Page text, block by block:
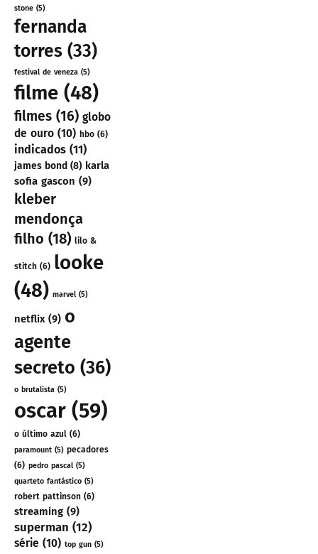
stone (5)
fernanda
torres (33)
festival de veneza (5)
filme (48)
filmes (16) globo
de ouro (10) hbo (6)
indicados (11)
james bond (8) karla
sofia gascon (9)
kleber
mendonça
filho (18) lilo &
stitch (6) looke
(48) marvel (5)
netflix(9) o
agente
secreto (36)
o brutalista (5)
oscar (59)
o último azul (6)
paramount (5) pecadores
(6) pedro pascal (5)
quarteto fantástico (5)
robert pattinson (6)
streaming (9)
superman (12)
série (10) top gun (5)